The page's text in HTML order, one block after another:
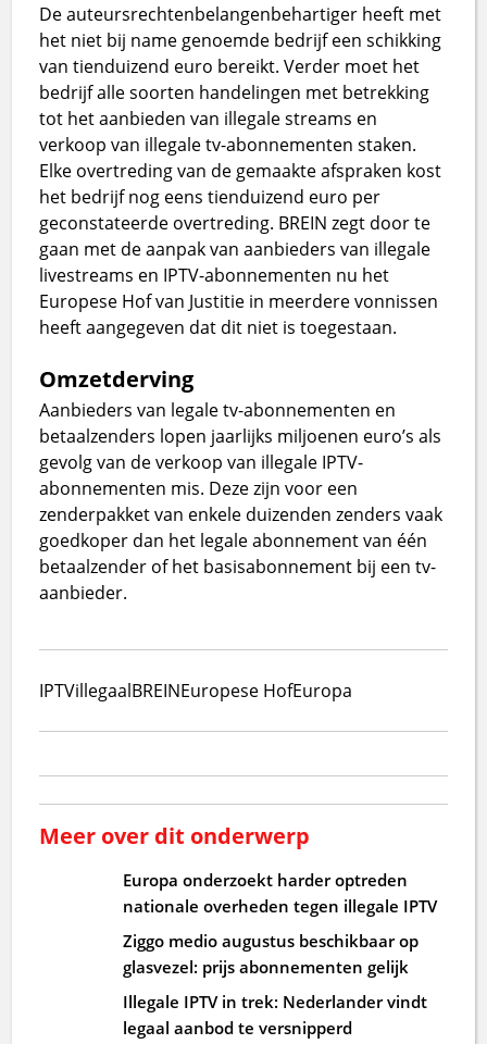
De auteursrechtenbelangenbehartiger heeft met
het niet bij name genoemde bedrijf een schikking
van tienduizend euro bereikt. Verder moet het
bedrijf alle soorten handelingen met betrekking
tot het aanbieden van illegale streams en
verkoop van illegale tv-abonnementen staken.
Elke overtreding van de gemaakte afspraken kost
het bedrijf nog eens tienduizend euro per
geconstateerde overtreding. BREIN zegt door te
gaan met de aanpak van aanbieders van illegale
livestreams en IPTV-abonnementen nu het
Europese Hof van Justitie in meerdere vonnissen
heeft aangegeven dat dit niet is toegestaan.
Omzetderving
Aanbieders van legale tv-abonnementen en
betaalzenders lopen jaarlijks miljoenen euro’s als
gevolg van de verkoop van illegale IPTV-
abonnementen mis. Deze zijn voor een
zenderpakket van enkele duizenden zenders vaak
goedkoper dan het legale abonnement van één
betaalzender of het basisabonnement bij een tv-
aanbieder.
IPTVillegaalBREINEuropese HofEuropa
Meer over dit onderwerp
Europa onderzoekt harder optreden
nationale overheden tegen illegale IPTV
Ziggo medio augustus beschikbaar op
glasvezel: prijs abonnementen gelijk
Illegale IPTV in trek: Nederlander vindt
legaal aanbod te versnipperd